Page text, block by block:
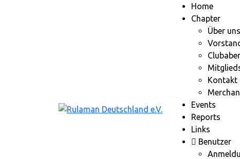
Home
Chapter
Über uns
Kontakt
Events
Reports
Links
Benutzer